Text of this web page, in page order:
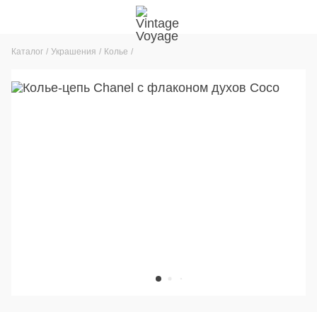
Каталог Украшения Колье